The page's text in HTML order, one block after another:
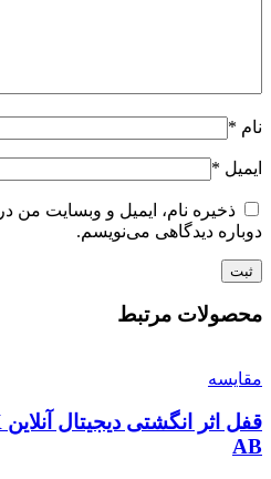
نام *
ایمیل *
ذخیره نام، ایمیل و وبسایت من
دوباره دیدگاهی می‌نویسم.
محصولات مرتبط
مقایسه
AB